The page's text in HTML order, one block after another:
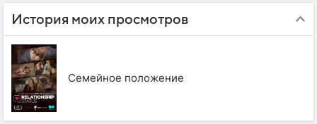
История моих просмотров
Семейное положение